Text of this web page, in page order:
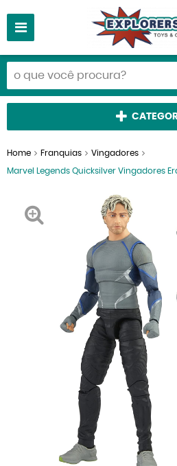
Home Franquias Vingadores
Marvel Legends Quicksilver Vingadores